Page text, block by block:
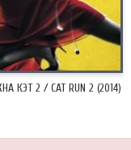
КЭТ 2 / CAT RUN 2 (2014)